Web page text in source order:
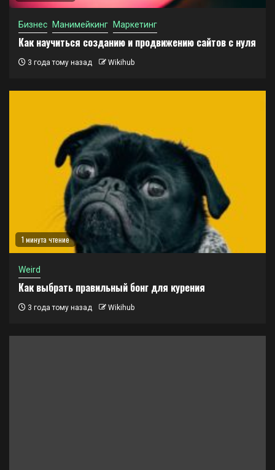
Бизнес Манимейкинг Маркетинг
Как научиться созданию и продвижению сайтов с нуля
3 года тому назад Wikihub
1 минута чтение
Weird
Как выбрать правильный бонг для курения
3 года тому назад Wikihub